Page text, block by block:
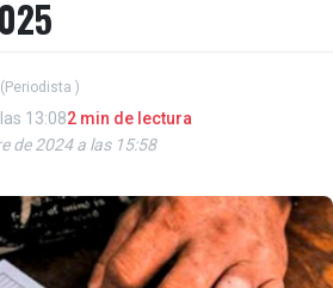
(Periodista )
13:082 min de lectura
de 2024 a las 15:58